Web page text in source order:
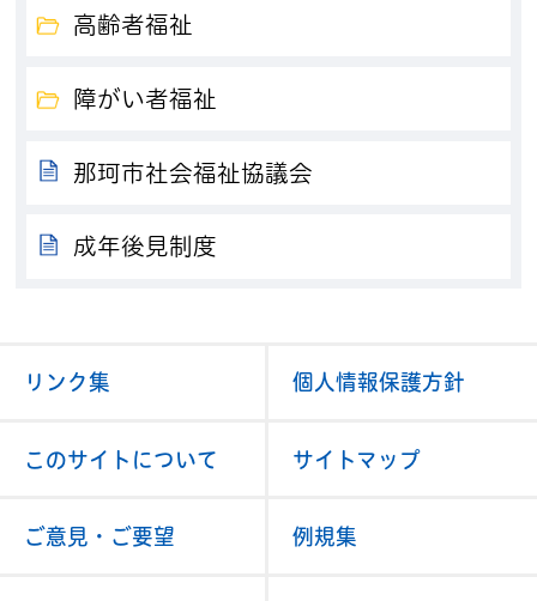
高齢者福祉
障がい者福祉
那珂市社会福祉協議会
成年後見制度
リンク集 個人情報保護方針
このサイトについて サイトマップ
ご意見・ご要望 例規集